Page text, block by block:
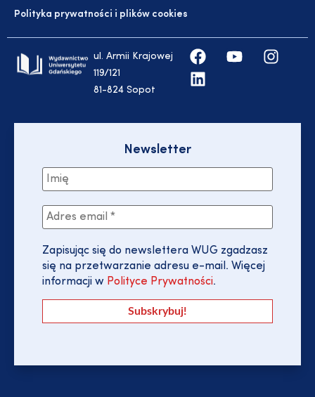
Polityka prywatności i plików cookies
ul. Armii Krajowej
119/121
81-824 Sopot
Newsletter
Zapisując się do newslettera WUG zgadzasz
się na przetwarzanie adresu e-mail. Więcej
informacji w Polityce Prywatności.